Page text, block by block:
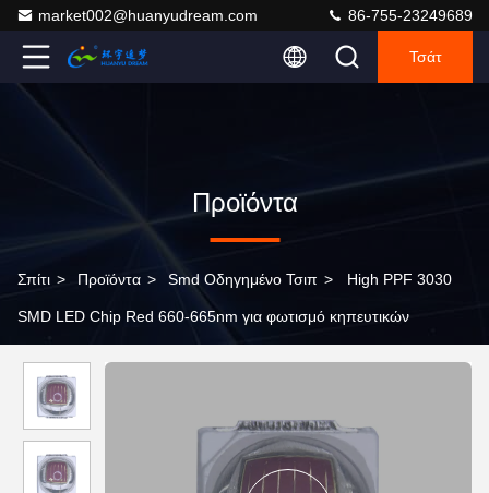
market002@huanyudream.com 86-755-23249689
Τσάτ
Προϊόντα
Σπίτι > Προϊόντα > Smd Οδηγημένο Τσιπ > High PPF 3030
SMD LED Chip Red 660-665nm για φωτισμό κηπευτικών